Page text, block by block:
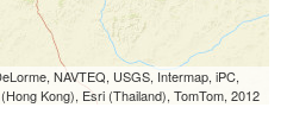
NAVTEQ, USGS, Intermap, iPC,
Kong), Esri (Thailand), TomTom, 2012